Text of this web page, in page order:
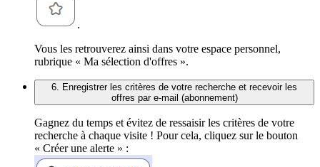
.
Vous les retrouverez ainsi dans votre espace personnel,
rubrique « Ma sélection d'offres ».
6. Enregistrer les critères de votre recherche et recevoir les
offres par e-mail (abonnement)
Gagnez du temps et évitez de ressaisir les critères de votre
recherche à chaque visite ! Pour cela, cliquez sur le bouton
« Créer une alerte » :